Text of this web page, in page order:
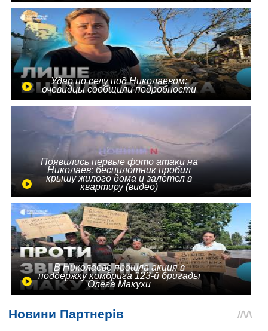
Удар по селу под Николаевом:
очевидцы сообщили подробности
Появились первые фото атаки на
Николаев: беспилотник пробил
крышу жилого дома и залетел в
квартиру (видео)
В Николаеве прошла акция в
поддержку комбрига 123-й бригады
Олега Макухи